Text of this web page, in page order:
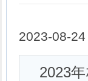
2023-08-
2023